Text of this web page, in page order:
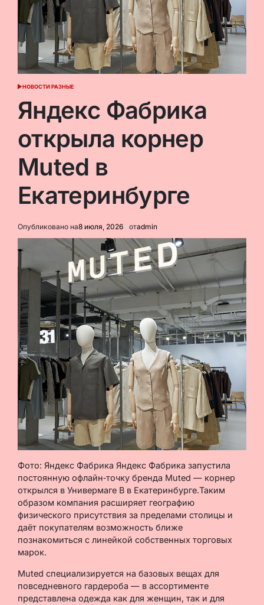
ОПУБЛИКОВАНО
НОВОСТИ РАЗНЫЕ
Яндекс Фабрика
открыла корнер
Muted в
Екатеринбурге
Опубликовано на8 июля, 2026 отadmin
Фото: Яндекс Фабрика Яндекс Фабрика запустила
постоянную офлайн‑точку бренда Muted — корнер
открылся в Универмаге В в Екатеринбурге.Таким
образом компания расширяет географию
физического присутствия за пределами столицы и
даёт покупателям возможность ближе
познакомиться с линейкой собственных торговых
марок.
Muted специализируется на базовых вещах для
повседневного гардероба — в ассортименте
представлена одежда как для женщин, так и для